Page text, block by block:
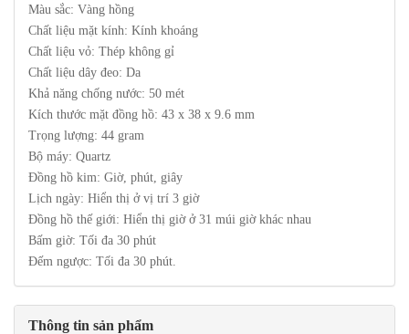
Màu sắc: Vàng hồng
Chất liệu mặt kính: Kính khoáng
Chất liệu vỏ: Thép không gỉ
Chất liệu dây đeo: Da
Khả năng chống nước: 50 mét
Kích thước mặt đồng hồ: 43 x 38 x 9.6 mm
Trọng lượng: 44 gram
Bộ máy: Quartz
Đồng hồ kim: Giờ, phút, giây
Lịch ngày: Hiển thị ở vị trí 3 giờ
Đồng hồ thế giới: Hiển thị giờ ở 31 múi giờ khác nhau
Bấm giờ: Tối đa 30 phút
Đếm ngược: Tối đa 30 phút.
Thông tin sản phẩm